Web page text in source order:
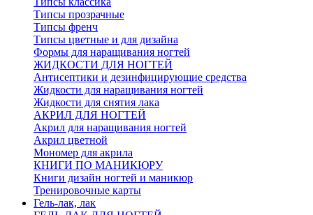
Типсы прозрачные
Типсы френч
Типсы цветные и для дизайна
Формы для наращивания ногтей
ЖИДКОСТИ ДЛЯ НОГТЕЙ
Антисептики и дезинфицирующие средства
Жидкости для наращивания ногтей
Жидкости для снятия лака
АКРИЛ ДЛЯ НОГТЕЙ
Акрил для наращивания ногтей
Акрил цветной
Мономер для акрила
КНИГИ ПО МАНИКЮРУ
Книги дизайн ногтей и маникюр
Тренировочные карты
Гель-лак, лак